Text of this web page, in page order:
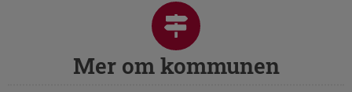
Mer om kommunen